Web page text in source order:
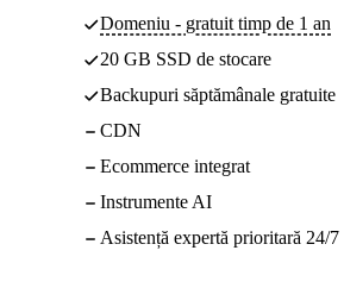
Domeniu - gratuit timp de 1 an
20 GB SSD de stocare
Backupuri săptămânale gratuite
CDN
Ecommerce integrat
Instrumente AI
Asistență expertă prioritară 24/7